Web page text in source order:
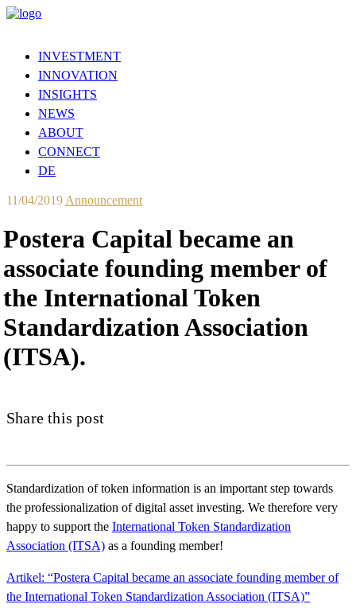
INVESTMENT
INNOVATION
INSIGHTS
NEWS
ABOUT
CONNECT
DE
11/04/2019 Announcement
Postera Capital became an
associate founding member of
the International Token
Standardization Association
(ITSA).
Share this post
Standardization of token information is an important step towards
the professionalization of digital asset investing. We therefore very
happy to support the International Token Standardization
Association (ITSA) as a founding member!
Artikel: “Postera Capital became an associate founding member of
the International Token Standardization Association (ITSA)”